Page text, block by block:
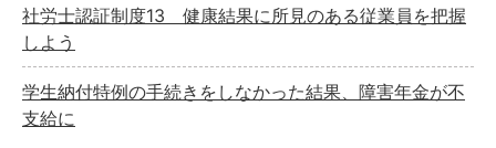
社労士認証制度13 健康結果に所見のある従業員を把握
しよう
学生納付特例の手続きをしなかった結果、障害年金が不
支給に